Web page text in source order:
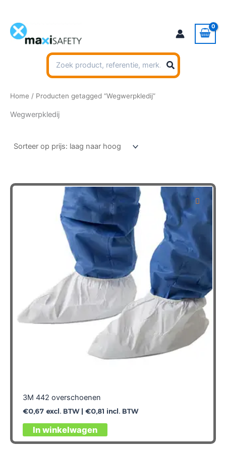
inhoud
Zoeken
naar:
Home / Producten getagged “Wegwerpkledij”
Wegwerpkledij
3M 442 overschoenen
€0,67excl. BTW | €0,81 incl. BTW
In winkelwagen
Dit
product